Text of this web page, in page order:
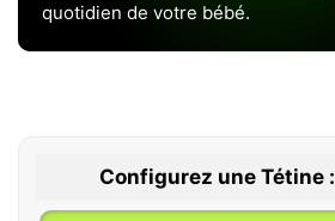
quotidien de votre bébé.
Configurez une Tétine :